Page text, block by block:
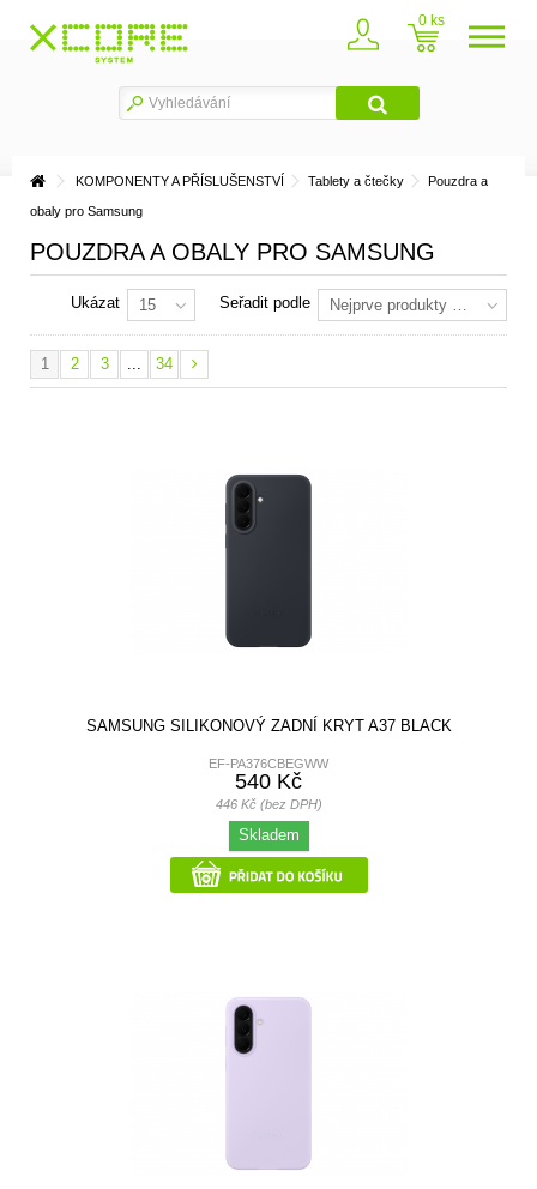
0
KOMPONENTY A PŘÍSLUŠENSTVÍ Tablety a čtečky Pouzdra a
obaly pro Samsung
POUZDRA A OBALY PRO SAMSUNG
Seřadit podle Nejprve produkty skladem
Ukázat 15
1 2 3 ... 34
SAMSUNG SILIKONOVÝ ZADNÍ KRYT A37 BLACK
EF-PA376CBEGWW
540 Kč
446 Kč (bez DPH)
Skladem